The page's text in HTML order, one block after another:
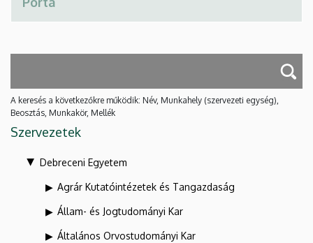
A keresés a következőkre működik: Név, Munkahely (szervezeti egység),
Beosztás, Munkakör, Mellék
Szervezetek
Debreceni Egyetem
Agrár Kutatóintézetek és Tangazdaság
Állam- és Jogtudományi Kar
Általános Orvostudományi Kar